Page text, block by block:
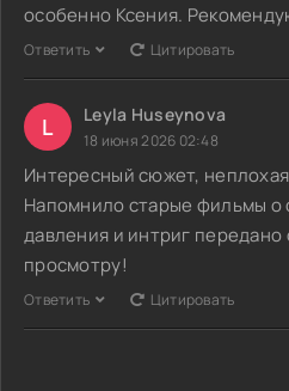
особенно Ксения.
Ответить Цитировать
L Leyla Huseynova
18 июня 2026 02:48
Интересный сюжет,
Напомнило старые фильмы
давления и интриг
просмотру!
Ответить Цитировать